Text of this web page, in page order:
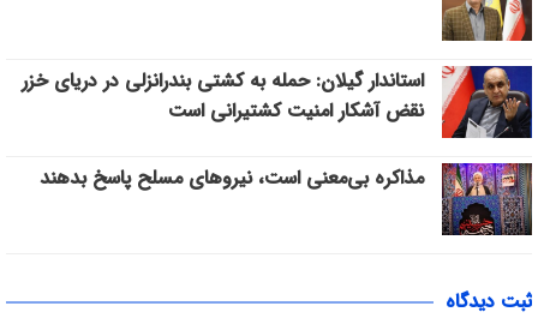
استاندار گیلان: حمله به کشتی بندرانزلی در دریای خزر
نقض آشکار امنیت کشتیرانی است
مذاکره بی‌معنی است، نیروهای مسلح پاسخ بدهند
ثبت دیدگاه